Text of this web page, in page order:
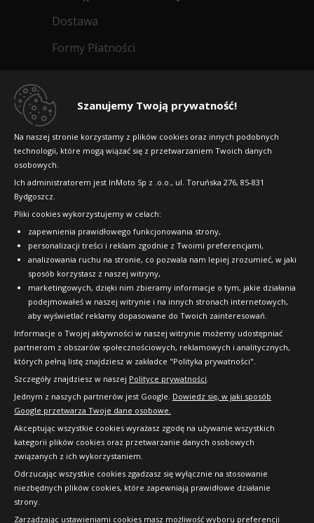
Szanujemy Twoją prywatność!
Na naszej stronie korzystamy z plików cookies oraz innych podobnych
technologii, które mogą wiązać się z przetwarzaniem Twoich danych
osobowych.
Ich administratorem jest InMoto Sp z .o.o., ul. Toruńska 276, 85-831
Bydgoszcz.
Pliki cookies wykorzystujemy w celach:
zapewnienia prawidłowego funkcjonowania strony,
personalizacji treści i reklam zgodnie z Twoimi preferencjami,
analizowania ruchu na stronie, co pozwala nam lepiej zrozumieć, w jaki
sposób korzystasz z naszej witryny,
marketingowych, dzięki nim zbieramy informacje o tym, jakie działania
podejmowałeś w naszej witrynie i na innych stronach internetowych,
aby wyświetlać reklamy dopasowane do Twoich zainteresowań.
Informacje o Twojej aktywności w naszej witrynie możemy udostępniać
partnerom z obszarów społecznościowych, reklamowych i analitycznych,
których pełną listę znajdziesz w zakładce "Polityka prywatności".
Szczegóły znajdziesz w naszej Polityce prywatności.
Jednym z naszych partnerów jest Google. Dowiedz się, w jaki sposób
Google przetwarza Twoje dane osobowe.
Akceptując wszystkie cookies wyrażasz zgodę na używanie wszystkich
kategorii plików cookies oraz przetwarzanie danych osobowych
związanych z ich wykorzystaniem.
Odrzucając wszystkie cookies zgadzasz się wyłącznie na stosowanie
niezbędnych plików cookies, które zapewniają prawidłowe działanie
strony.
Zarządzając ustawieniami cookies masz możliwość wyboru preferencji
Dostawa
Formy Płatności
Dlaczego warto kupić w 24opony.pl
Raty
FAQ
OFICJALNY PARTNER
Copyright © 2010-2026 24opony.pl. Wszelkie